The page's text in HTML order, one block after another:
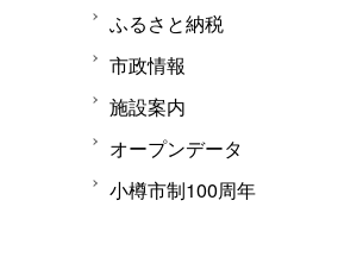
ふるさと納税
市政情報
施設案内
オープンデータ
小樽市制100周年